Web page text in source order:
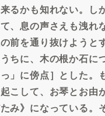
るかも知れない。
、息の声さえも洩れ
前を通り抜けようと
ちに、木の根か石
」に傍点］とした
こして、お琴とお
み》になっている